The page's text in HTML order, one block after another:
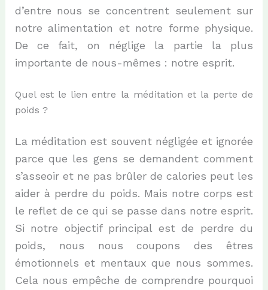
d’entre nous se concentrent seulement sur
notre alimentation et notre forme physique.
De ce fait, on néglige la partie la plus
importante de nous-mêmes : notre esprit.
Quel est le lien entre la méditation et la perte de
poids ?
La méditation est souvent négligée et ignorée
parce que les gens se demandent comment
s’asseoir et ne pas brûler de calories peut les
aider à perdre du poids. Mais notre corps est
le reflet de ce qui se passe dans notre esprit.
Si notre objectif principal est de perdre du
poids, nous nous coupons des êtres
émotionnels et mentaux que nous sommes.
Cela nous empêche de comprendre pourquoi